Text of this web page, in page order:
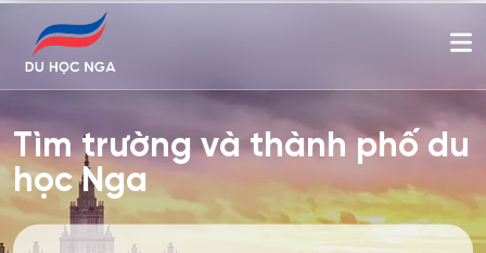
Tìm trường và thành phố du
học Nga